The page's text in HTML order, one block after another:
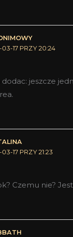
03-17 PRZY 20:24
jeszcze
03-17 PRZY 21:23
Czemu nie?